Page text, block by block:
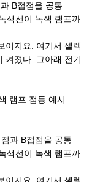
B접점을 공통
색선이 녹색 램프까
이지요. 여기서 셀렉
켜졌다. 그아래 전기
과 B접점을 공통
색선이 녹색 램프까